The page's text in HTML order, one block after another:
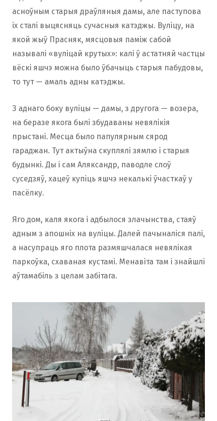
асноўным старыя драўляныя дамы, але паступова
іх сталі выцясняць сучасныя катэджы. Вуліцу, на
якой жыў Прасняк, мясцовыя паміж сабой
называлі «вуліцай крутых»: калі ў астатняй частцы
вёскі яшчэ можна было ўбачыць старыя пабудовы,
то тут — амаль адны катэджы.
З аднаго боку вуліцы — дамы, з другога — возера,
на беразе якога былі збудаваны невялікія
прыстані. Месца было папулярным сярод
гараджан. Тут актыўна скуплялі зямлю і старыя
будынкі. Ды і сам Аляксандр, паводле слоў
суседзяў, хацеў купіць яшчэ некалькі ўчасткаў у
пасёлку.
Яго дом, каля якога і адбылося злачынства, стаяў
адным з апошніх на вуліцы. Далей пачыналіся палі,
а насупраць яго плота размяшчалася невялікая
паркоўка, схаваная кустамі. Менавіта там і знайшлі
аўтамабіль з целам забітага.